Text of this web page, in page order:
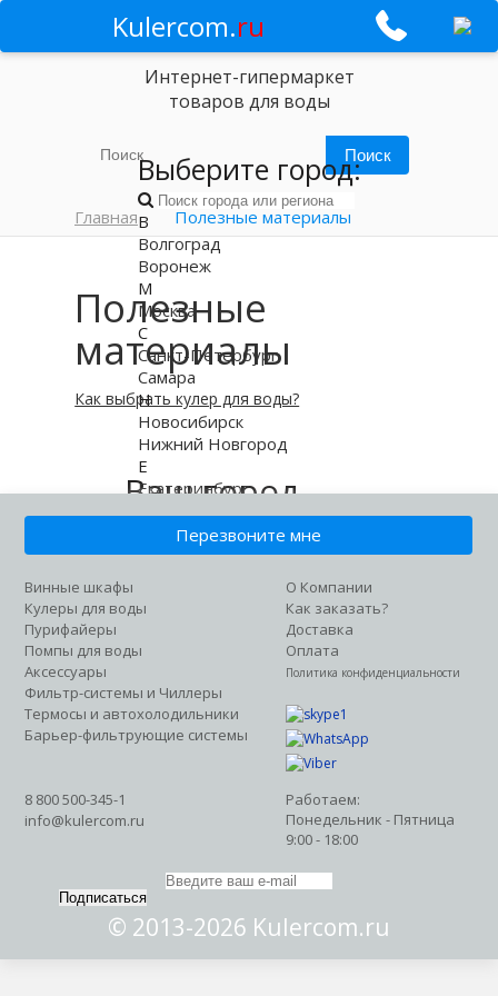
Kulercom.ru
Интернет-гипермаркет
товаров для воды
Главная Полезные материалы
Полезные
материалы
Как выбрать кулер для воды?
Перезвоните мне
Винные шкафы
Кулеры для воды
Пурифайеры
Помпы для воды
Аксессуары
Фильтр-системы и Чиллеры
Термосы и автохолодильники
Барьер-фильтрующие системы
О Компании
Как заказать?
Доставка
Оплата
Политика конфиденциальности
8 800 500-345-1
info@kulercom.ru
Работаем:
Понедельник - Пятница
9:00 - 18:00
Подписаться
© 2013-2026 Kulercom.ru
Ваш город
Волгоград?
Выберите город:
В
Волгоград
Воронеж
М
Москва
С
Санкт-Петербург
Самара
Н
Новосибирск
Нижний Новгород
Е
Екатеринбург
Казань
Красноярск
Ч
Челябинск
Омск
Р
Ростов-на-Дону
Пермь
Моего города нет в списке